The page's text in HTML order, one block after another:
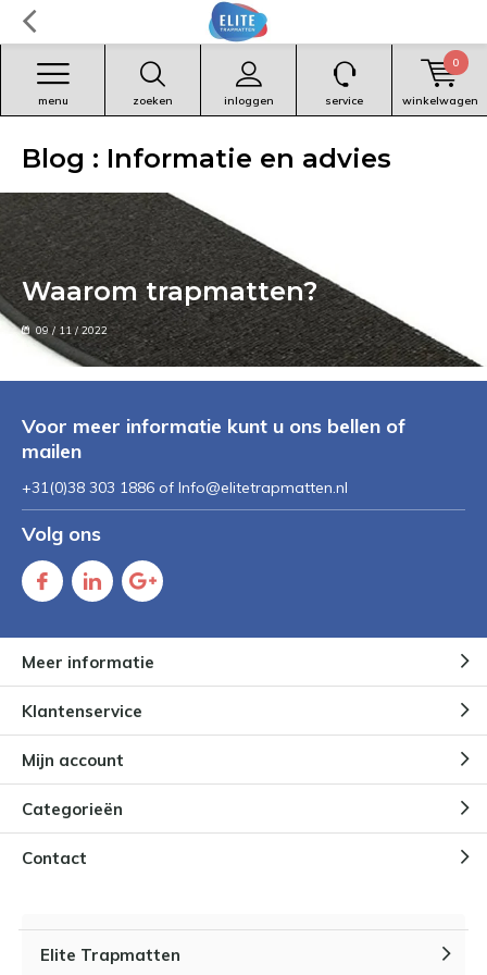
zoeken inloggen
menu service winkelwagen
0
Blog : Informatie en advies
Waarom trapmatten?
09 / 11 / 2022
Voor meer informatie kunt u ons bellen of
mailen
+31(0)38 303 1886 of Info@elitetrapmatten.nl
Volg ons
Meer informatie
Klantenservice
Mijn account
Categorieën
Contact
Elite Trapmatten